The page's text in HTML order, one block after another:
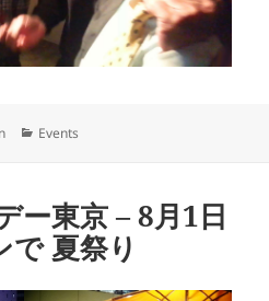
Categories
Events
ー東京 – 8月1日
で 夏祭り